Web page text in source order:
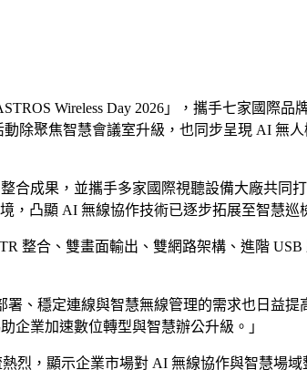
Wireless Day 2026」，攜手七家國際品
除聚焦智慧會議室升級，也同步呈現 AI 無
合成果，並攜手多家國際視聽設備大廠共
凸顯 AI 無線協作技術已逐步拓展至智慧巡
整合、雙畫面輸出、雙網路架構、進階
、穩定連線與智慧無線管理的需求也日益提
企業加速數位轉型與智慧辦公升級。」
烈，顯示企業市場對 AI 無線協作與智慧場